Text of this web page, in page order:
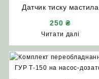
Датчик тиску мастила
250₴
Читати далі